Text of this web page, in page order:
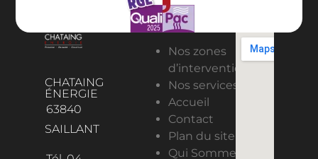
CHATAING
ÉNERGIE
63840
SAILLANT
Nos zones
d’intervention
Nos services
Accueil
Contact
Plan du site
Qui Sommes-